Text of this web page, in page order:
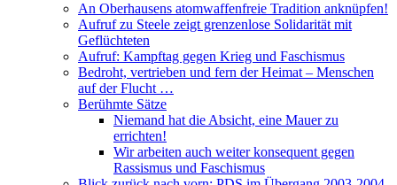
An Oberhausens atomwaffenfreie Tradition anknüpfen!
Aufruf zu Steele zeigt grenzenlose Solidarität mit
Geflüchteten
Aufruf: Kampftag gegen Krieg und Faschismus
Bedroht, vertrieben und fern der Heimat – Menschen
auf der Flucht …
Berühmte Sätze
Niemand hat die Absicht, eine Mauer zu
errichten!
Wir arbeiten auch weiter konsequent gegen
Rassismus und Faschismus